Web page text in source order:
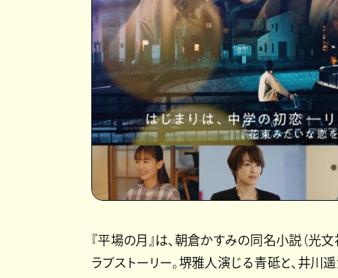
『平場の月』は、朝倉かすみの同名小説（光
ラブストーリー。堺雅人演じる青砥と、井